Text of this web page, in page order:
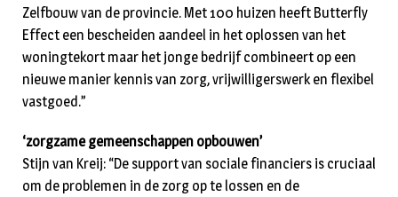
Zelfbouw van de provincie. Met 100 huizen heeft Butterfly
Effect een bescheiden aandeel in het oplossen van het
woningtekort maar het jonge bedrijf combineert op een
nieuwe manier kennis van zorg, vrijwilligerswerk en flexibel
vastgoed.”
‘zorgzame gemeenschappen opbouwen’
Stijn van Kreij: “De support van sociale financiers is cruciaal
om de problemen in de zorg op te lossen en de